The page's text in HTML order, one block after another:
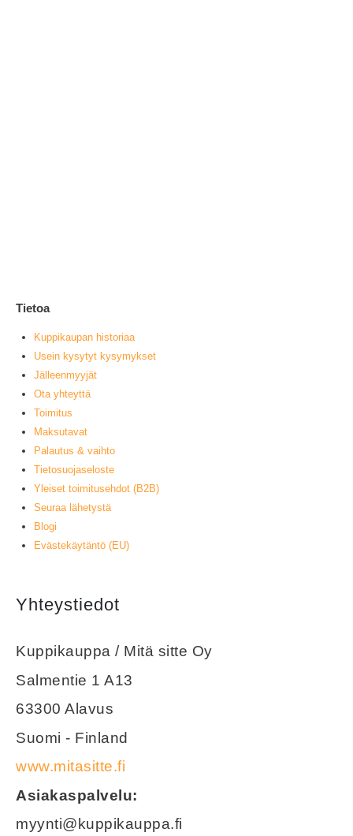
Tietoa
Kuppikaupan historiaa
Usein kysytyt kysymykset
Jälleenmyyjät
Ota yhteyttä
Toimitus
Maksutavat
Palautus & vaihto
Tietosuojaseloste
Yleiset toimitusehdot (B2B)
Seuraa lähetystä
Blogi
Evästekäytäntö (EU)
Yhteystiedot
Kuppikauppa / Mitä sitte Oy
Salmentie 1 A13
63300 Alavus
Suomi - Finland
www.mitasitte.fi
Asiakaspalvelu:
myynti@kuppikauppa.fi